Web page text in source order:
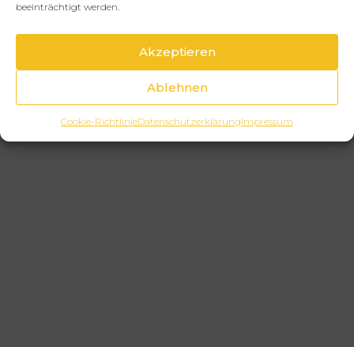
beeinträchtigt werden.
Akzeptieren
Ablehnen
Cookie-RichtlinieDatenschutzerklärungImpressum